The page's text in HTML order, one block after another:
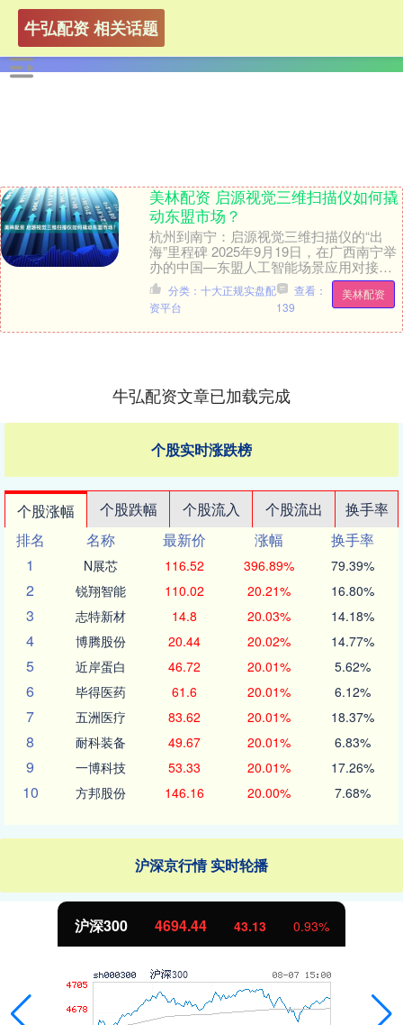
牛弘配资 相关话题
美林配资 启源视觉三维扫描仪如何撬
动东盟市场？
杭州到南宁：启源视觉三维扫描仪的“出
海”里程碑 2025年9月19日，在广西南宁举
办的中国—东盟人工智能场景应用对接交
流会上，启源视觉作为12家代表企业之一
美林....
美林配资
分类：十大正规实盘配
资平台
查看：
139
牛弘配资文章已加载完成
个股实时涨跌榜
个股涨幅 个股跌幅 个股流入 个股流出
换手率
排名
名称 最新价 涨幅
换手率
1
N展芯 116.52 396.89% 79.39%
2 锐翔智能 110.02 20.21% 16.80%
3 志特新材 14.8 20.03% 14.18%
4 博腾股份 20.44 20.02% 14.77%
5 近岸蛋白 46.72 20.01% 5.62%
6 毕得医药 61.6 20.01% 6.12%
7 五洲医疗 83.62 20.01% 18.37%
8 耐科装备 49.67 20.01% 6.83%
9 一博科技 53.33 20.01% 17.26%
10 方邦股份 146.16 20.00% 7.68%
沪深京行情 实时轮播
沪深300 4694.44 43.13 0.93%